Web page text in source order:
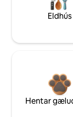
Eldhús
Hentar